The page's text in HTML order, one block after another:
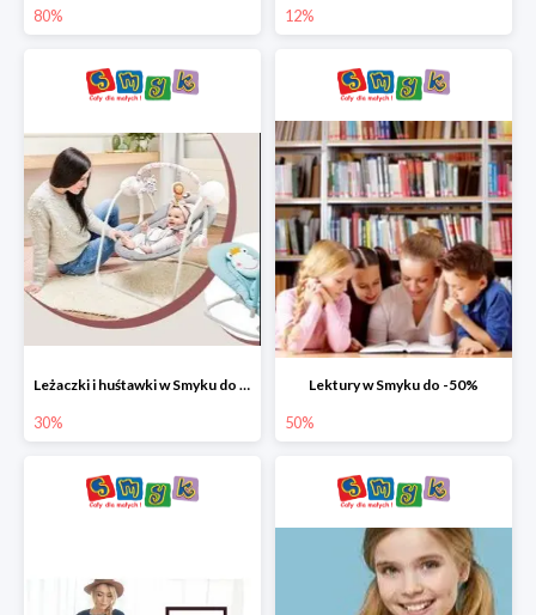
80% 12%
Leżaczki i huśtawki w Smyku do -30%
30%
Lektury w Smyku do -50%
50%